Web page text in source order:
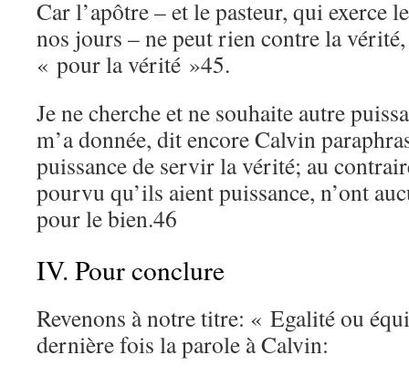
Car l’apôtre – et le pasteur, qui exerce
nos jours – ne peut rien contre la
« pour la vérité »45.
Je ne cherche et ne souhaite autre
m’a donnée, dit encore Calvin
puissance de servir la vérité; au
pourvu qu’ils aient puissance, n’ont
pour le bien.46
IV. Pour conclure
Revenons à notre titre: « Egalité ou
dernière fois la parole à Calvin: